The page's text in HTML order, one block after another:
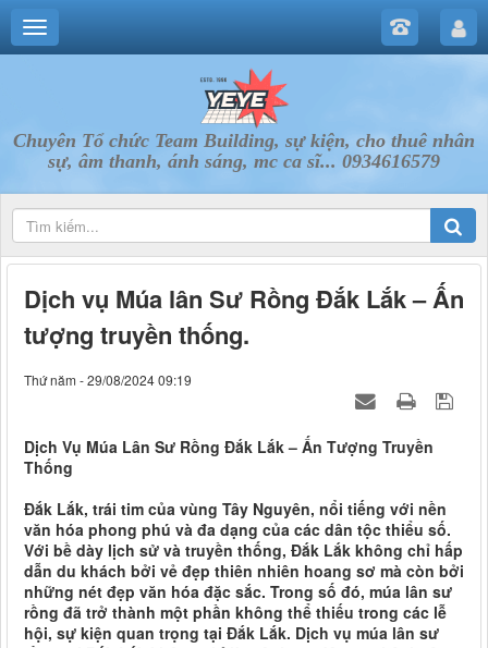
Chuyên Tổ chức Team Building, sự kiện, cho thuê nhân
sự, âm thanh, ánh sáng, mc ca sĩ... 0934616579
Dịch vụ Múa lân Sư Rồng Đắk Lắk – Ấn
tượng truyền thống.
Thứ năm - 29/08/2024 09:19
Dịch Vụ Múa Lân Sư Rồng Đắk Lắk – Ấn Tượng Truyền
Thống
Đắk Lắk, trái tim của vùng Tây Nguyên, nổi tiếng với nền
văn hóa phong phú và đa dạng của các dân tộc thiểu số.
Với bề dày lịch sử và truyền thống, Đắk Lắk không chỉ hấp
dẫn du khách bởi vẻ đẹp thiên nhiên hoang sơ mà còn bởi
những nét đẹp văn hóa đặc sắc. Trong số đó, múa lân sư
rồng đã trở thành một phần không thể thiếu trong các lễ
hội, sự kiện quan trọng tại Đắk Lắk. Dịch vụ múa lân sư